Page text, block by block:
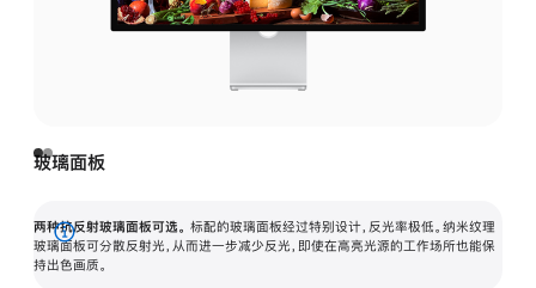
玻璃面板
两种抗反射玻璃面板可选。 标配的玻璃面板经过特别设计，反光率极低。纳米纹理
玻璃面板可分散反射光，从而进一步减少反光，即使在高亮光源的工作场所也能保
持出色画质。
展
开